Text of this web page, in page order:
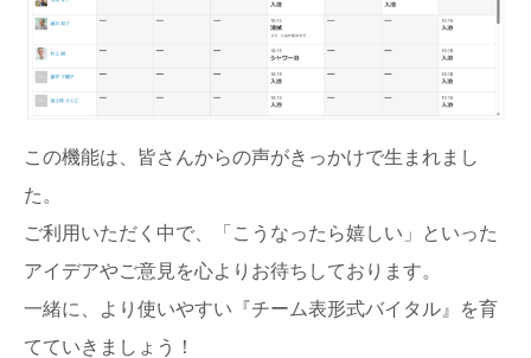
この機能は、皆さんからの声がきっかけで生まれまし
た。
ご利用いただく中で、「こうなったら嬉しい」といった
アイデアやご意見を心よりお待ちしております。
一緒に、より使いやすい『チーム表形式バイタル』を育
てていきましょう！